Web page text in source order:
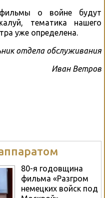
о войне будут
тематика нашего
уже определена.
отдела обслуживания
Иван Ветров
80-я годовщина
фильма «Разгром
немецких войск под